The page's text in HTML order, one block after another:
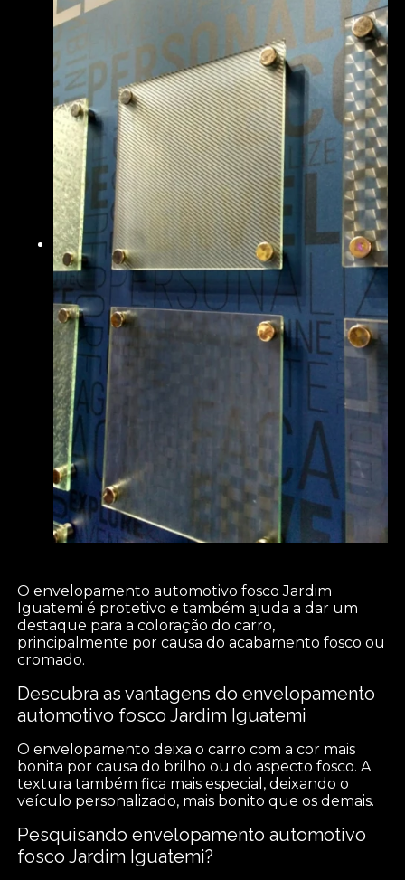
O envelopamento automotivo fosco Jardim
Iguatemi é protetivo e também ajuda a dar um
destaque para a coloração do carro,
principalmente por causa do acabamento fosco ou
cromado.
Descubra as vantagens do envelopamento
automotivo fosco Jardim Iguatemi
O envelopamento deixa o carro com a cor mais
bonita por causa do brilho ou do aspecto fosco. A
textura também fica mais especial, deixando o
veículo personalizado, mais bonito que os demais.
Pesquisando envelopamento automotivo
fosco Jardim Iguatemi?